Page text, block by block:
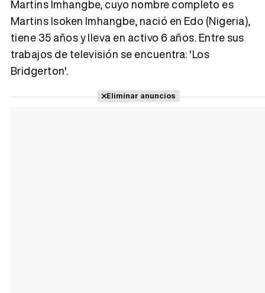
Martins Imhangbe, cuyo nombre completo es
Martins Isoken Imhangbe, nació en Edo (Nigeria),
tiene 35 años y lleva en activo 6 años. Entre sus
trabajos de televisión se encuentra: 'Los
Bridgerton'.
Eliminar anuncios